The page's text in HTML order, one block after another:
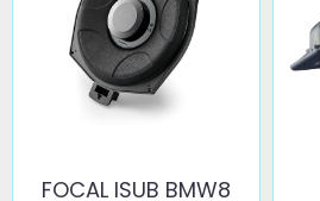
FOCAL ISUB BMW8